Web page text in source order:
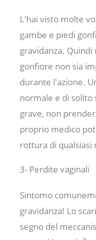
L'hai visto molte
gambe e piedi
gravidanza.
gonfiore non sia
durante l'azione.
normale e di solito
grave, non
proprio medico
rottura di qualsiasi
3- Perdite vaginali
Sintomo
gravidanza! Lo
segno del